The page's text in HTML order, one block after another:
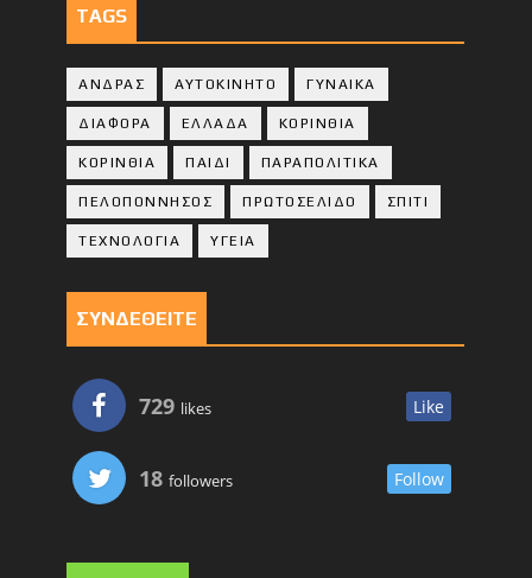
TAGS
ΑΝΔΡΑΣ ΑΥΤΟΚΙΝΗΤΟ ΓΥΝΑΙΚΑ
ΔΙΑΦΟΡΑ ΕΛΛΑΔΑ ΚΟΡΙΝΘΙΑ
ΚΟΡΙΝΘΙA ΠΑΙΔΙ ΠΑΡΑΠΟΛΙΤΙΚΑ
ΠΕΛΟΠΟΝΝΗΣΟΣ ΠΡΩΤΟΣΕΛΙΔΟ ΣΠΙΤΙ
ΤΕΧΝΟΛΟΓΙΑ ΥΓΕΙΑ
ΣΥΝΔΕΘΕΙΤΕ
729 likes Like
18 followers Follow